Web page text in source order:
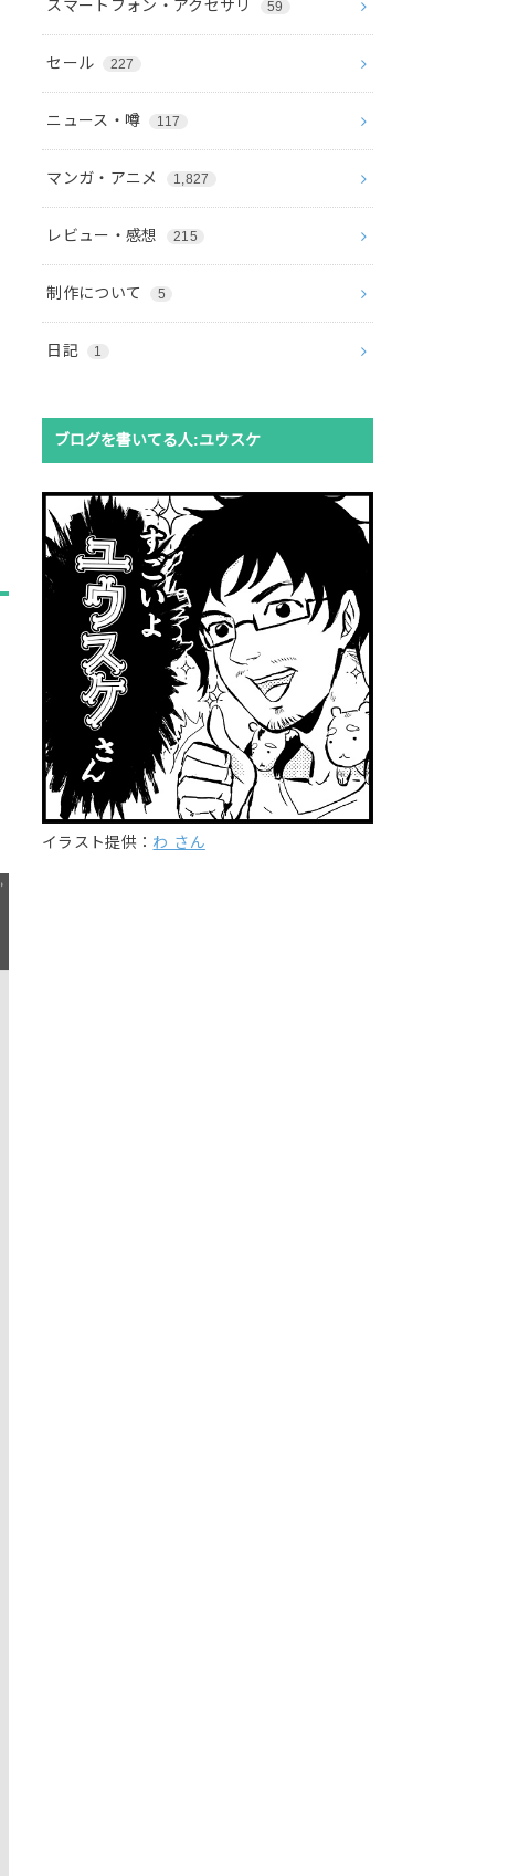
スマートフォン・アクセサリ 59
セール 227
ニュース・噂 117
マンガ・アニメ 1,827
レビュー・感想 215
制作について 5
日記 1
ブログを書いてる人:ユウスケ
イラスト提供： わ さん